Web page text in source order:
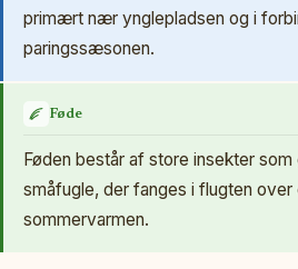
primært nær ynglepladsen og i
paringssæsonen.
Føde
Føden består af store insekter
småfugle, der fanges i flugten over
sommervarmen.